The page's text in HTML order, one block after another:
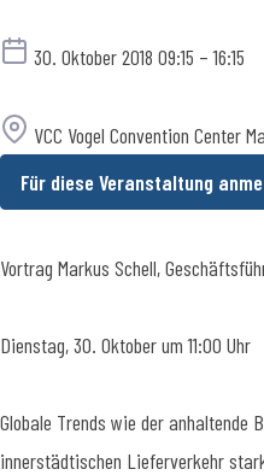
Termin
30. Oktober 2018 09:15 – 16:15
Ort
VCC Vogel Convention Center
Für diese Veranstaltung
Vortrag Markus Schell,
Dienstag, 30. Oktober um 11:00 Uhr
Globale Trends wie der anhaltende
innerstädtischen Lieferverkehr